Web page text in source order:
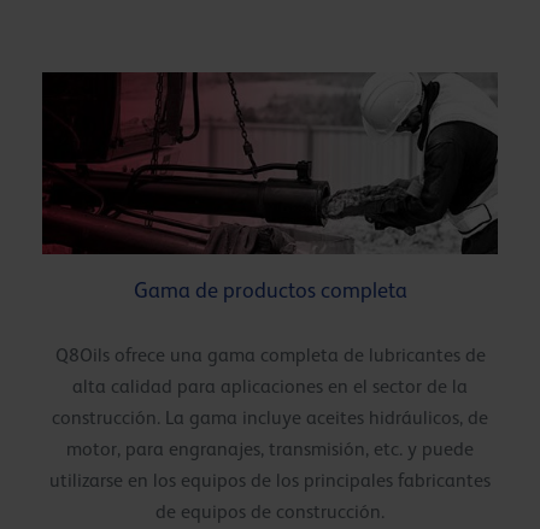
Gama de productos completa
Q8Oils ofrece una gama completa de lubricantes de
alta calidad para aplicaciones en el sector de la
construcción. La gama incluye aceites hidráulicos, de
motor, para engranajes, transmisión, etc. y puede
utilizarse en los equipos de los principales fabricantes
de equipos de construcción.